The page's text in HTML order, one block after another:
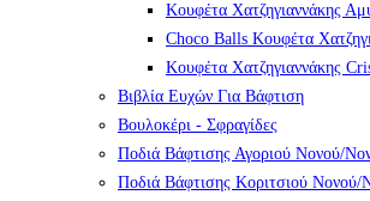
Κουφέτα Χατζηγιαννάκης
Choco Balls Κουφέτα
Κουφέτα Χατζηγιαννάκης
Βιβλία Ευχών Για Βάφτιση
Βουλοκέρι - Σφραγίδες
Ποδιά Βάφτισης Αγοριού Νονού/
Ποδιά Βάφτισης Κοριτσιού Νονού/